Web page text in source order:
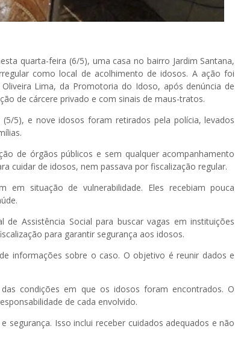
quarta-feira (6/5), uma casa no bairro Jardim Santana,
como local de acolhimento de idosos. A ação foi
Lima, da Promotoria do Idoso, após denúncia de
de cárcere privado e com sinais de maus-tratos.
5), e nove idosos foram retirados pela polícia, levados
de órgãos públicos e sem qualquer acompanhamento
cuidar de idosos, nem passava por fiscalização regular.
em situação de vulnerabilidade. Eles recebiam pouca
Assistência Social para buscar vagas em instituições
para garantir segurança aos idosos.
informações sobre o caso. O objetivo é reunir dados e
condições em que os idosos foram encontrados. O
de cada envolvido.
segurança. Isso inclui receber cuidados adequados e não